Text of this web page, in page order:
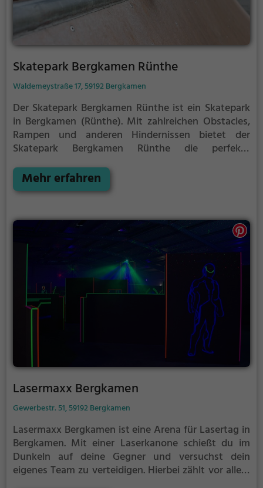
Skatepark Bergkamen Rünthe
Waldemeystraße 17, 59192 Bergkamen
Der Skatepark Bergkamen Rünthe ist ein Skatepark
in Bergkamen (Rünthe). Mit zahlreichen Obstacles,
Rampen und anderen Hindernissen bietet der
Skatepark Bergkamen Rünthe die perfekte
stellen.Egal ob erfahrener Skater oder Anfänger, der
Skatepark Bergkamen Rünthe hat für jeden etwas zu
mit deinen neusten Tricks angeben möchtest.
Mehr erfahren
Lasermaxx Bergkamen
Gewerbestr. 51, 59192 Bergkamen
Lasermaxx Bergkamen ist eine Arena für Lasertag in
Bergkamen. Mit einer Laserkanone schießt du im
Dunkeln auf deine Gegner und versuchst dein
eigenes Team zu verteidigen. Hierbei zählt vor allem